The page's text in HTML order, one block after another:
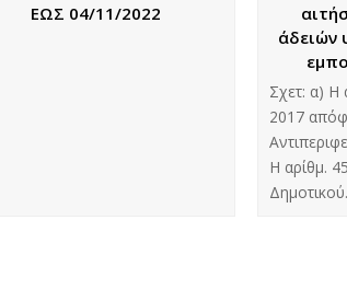
ΕΩΣ 04/11/2022
άδειών
Σχετ: α) Η
2017
Η αρίθμ.